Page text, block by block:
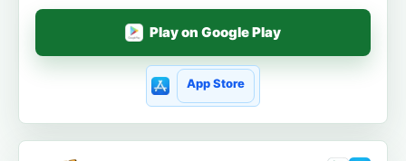
Play on Google Play
App Store